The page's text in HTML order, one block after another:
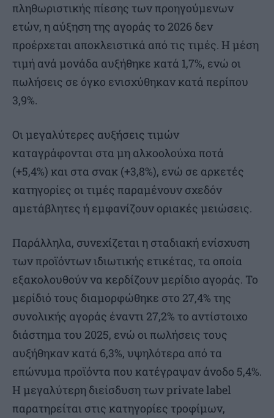
πληθωριστικής πίεσης των προηγούμενων
ετών, η αύξηση της αγοράς το 2026 δεν
προέρχεται αποκλειστικά από τις τιμές. Η μέση
τιμή ανά μονάδα αυξήθηκε κατά 1,7%, ενώ οι
πωλήσεις σε όγκο ενισχύθηκαν κατά περίπου
3,9%.
Οι μεγαλύτερες αυξήσεις τιμών
καταγράφονται στα μη αλκοολούχα ποτά
(+5,4%) και στα σνακ (+3,8%), ενώ σε αρκετές
κατηγορίες οι τιμές παραμένουν σχεδόν
αμετάβλητες ή εμφανίζουν οριακές μειώσεις.
Παράλληλα, συνεχίζεται η σταδιακή ενίσχυση
των προϊόντων ιδιωτικής ετικέτας, τα οποία
εξακολουθούν να κερδίζουν μερίδιο αγοράς. Το
μερίδιό τους διαμορφώθηκε στο 27,4% της
συνολικής αγοράς έναντι 27,2% το αντίστοιχο
διάστημα του 2025, ενώ οι πωλήσεις τους
αυξήθηκαν κατά 6,3%, υψηλότερα από τα
επώνυμα προϊόντα που κατέγραψαν άνοδο 5,4%.
Η μεγαλύτερη διείσδυση των private label
παρατηρείται στις κατηγορίες τροφίμων,